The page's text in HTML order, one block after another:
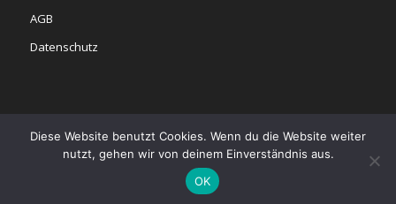
AGB
Datenschutz
© Copyright - bel étage2025
Das Team
Tango Argentino
Diese Website benutzt Cookies. Wenn du die Website weiter
nutzt, gehen wir von deinem Einverständnis aus.
OK